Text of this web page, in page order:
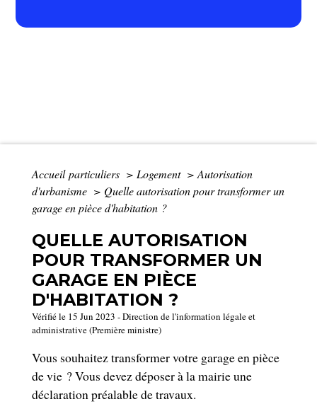
Accueil particuliers > Logement > Autorisation
d'urbanisme > Quelle autorisation pour transformer un
garage en pièce d'habitation ?
QUELLE AUTORISATION
POUR TRANSFORMER UN
GARAGE EN PIÈCE
D'HABITATION ?
Vérifié le 15 Jun 2023 - Direction de l'information légale et
administrative (Première ministre)
Vous souhaitez transformer votre garage en pièce
de vie ? Vous devez déposer à la mairie une
déclaration préalable de travaux.